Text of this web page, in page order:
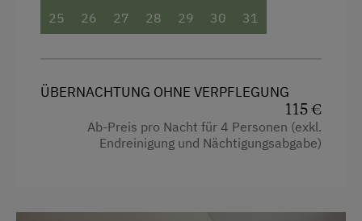
eigene Trinkwasserquelle
WiFi
Freizeitaktivitäten am Betrieb und in der
Bergtouren
25
26
27
28
29
30
31
ÜBERNACHTUNG OHNE VERPFLEGUNG
115 €
Ab-Preis pro Nacht für 4 Personen (exkl.
Endreinigung und Nächtigungsabgabe)